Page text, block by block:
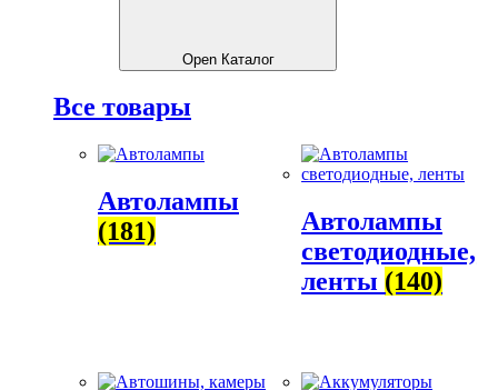
Open Каталог
Все товары
Автолампы
(181)
Автолампы
светодиодные,
ленты (140)